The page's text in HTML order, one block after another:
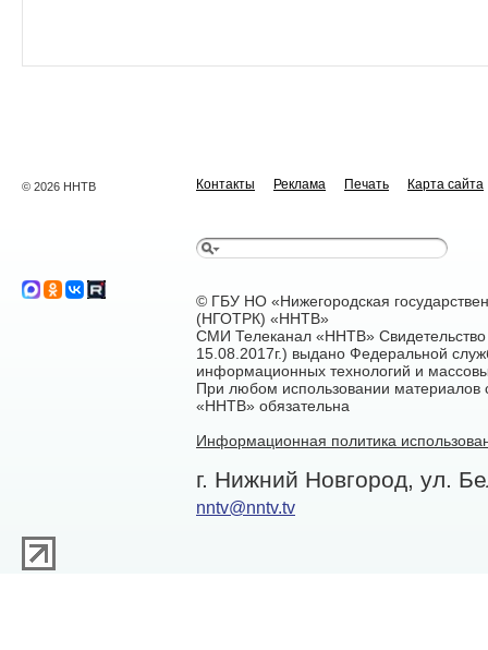
© 2026 ННТВ Контакты Реклама Печать Карта сайта
© ГБУ НО «Нижегородская
(НГОТРК) «ННТВ»
СМИ Телеканал «ННТВ»
15.08.2017г.) выдано Федеральной
информационных технологий и
При любом использовании материалов
«ННТВ» обязательна
Информационная политика
г. Нижний Новгород, ул.
nntv@nntv.tv